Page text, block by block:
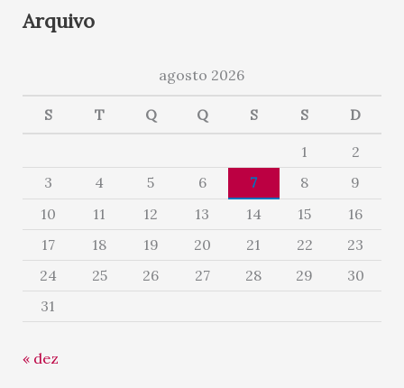
Arquivo
agosto 2026
S T Q Q S S D
1
2
3
4 5 6 7 8
9
10
11 12 13 14 15
16
17
18 19 20 21 22
23
24
25 26 27 28 29
30
31
« dez